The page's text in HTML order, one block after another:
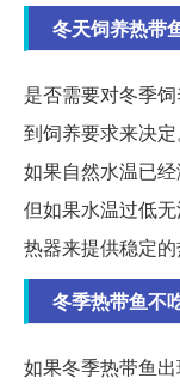
冬天饲养热带
是否需要对冬季
到饲养要求来决
如果自然水温已
但如果水温过低
热器来提供稳定的
冬季热带鱼不
如果冬季热带鱼